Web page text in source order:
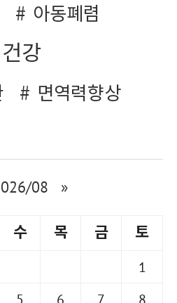
아동폐렴
건강
면역력향상
08 »
수 목 금 토
1
5 6 7 8